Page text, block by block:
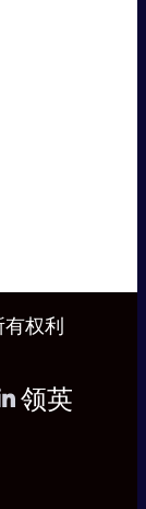
权利
领英